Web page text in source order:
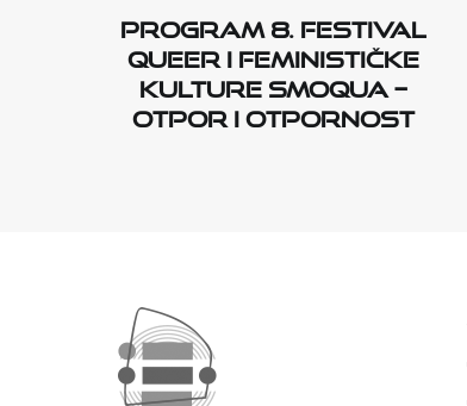
Program 8. Festival
queer i feminističke
kulture Smoqua –
Otpor i otpornost